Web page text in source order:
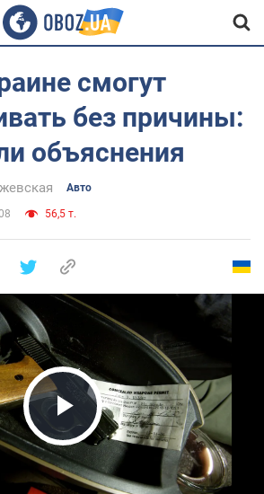
смогут
без причины:
объяснения
Авто
56,5 т.
Play Video